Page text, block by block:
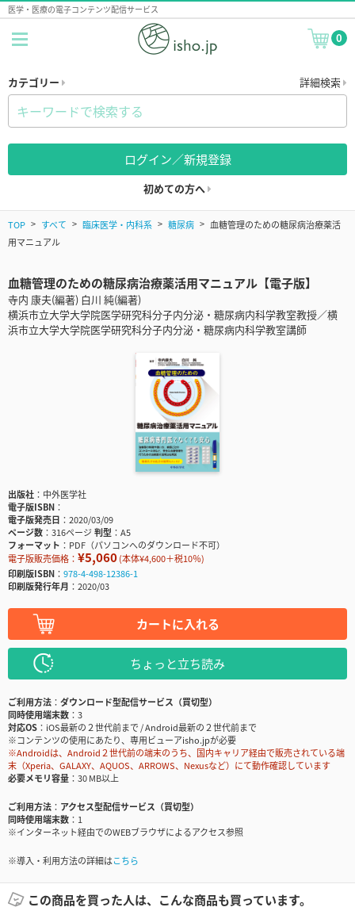
医学・医療の電子コンテンツ配信サービス
0
カテゴリー 詳細検索
ログイン／新規登録
初めての方へ
TOP すべて 臨床医学・内科系 糖尿病
血糖管理のための糖尿病治療薬活
用マニュアル
血糖管理のための糖尿病治療薬活用マニュアル【電子版】
寺内 康夫(編著) 白川 純(編著)
横浜市立大学大学院医学研究科分子内分泌・糖尿病内科学教室教授／横
浜市立大学大学院医学研究科分子内分泌・糖尿病内科学教室講師
出版社
中外医学社
電子版ISBN
電子版発売日
2020/03/09
ページ数
316ページ判型
A5
フォーマット
PDF（パソコンへのダウンロード不可）
電子版販売価格： ¥5,060(本体¥4,600＋税10％)
印刷版ISBN
978-4-498-12386-1
印刷版発行年月
2020/03
カートに入れる
ちょっと立ち読み
ご利用方法
ダウンロード型配信サービス（買切型）
同時使用端末数
3
対応OS
iOS最新の２世代前まで / Android最新の２世代前まで
※コンテンツの使用にあたり、専用ビューアisho.jpが必要
※Androidは、Android２世代前の端末のうち、国内キャリア経由で販売されている端
末（Xperia、GALAXY、AQUOS、ARROWS、Nexusなど）にて動作確認しています
必要メモリ容量
30 MB以上
ご利用方法
アクセス型配信サービス（買切型）
同時使用端末数
1
※インターネット経由でのWEBブラウザによるアクセス参照
※導入・利用方法の詳細はこちら
この商品を買った人は、こんな商品も買っています。